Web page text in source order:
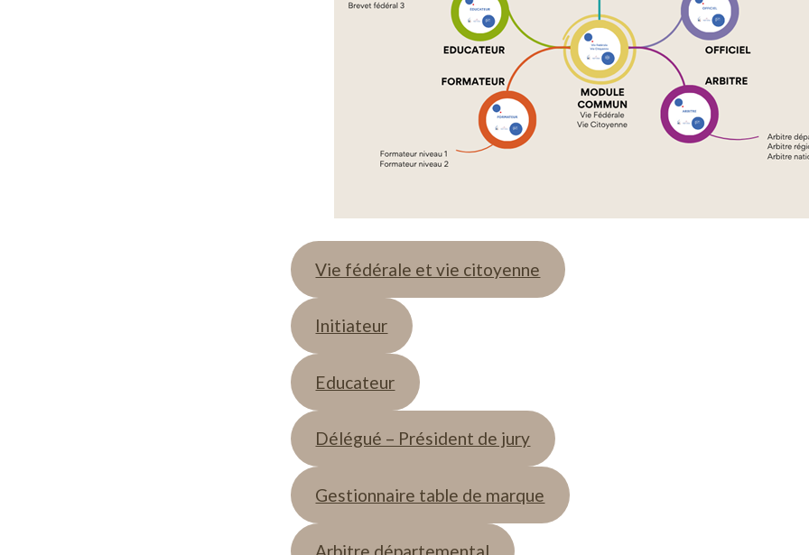
Vie fédérale et vie citoyenne
Initiateur
Educateur
Délégué – Président de jury
Gestionnaire table de marque